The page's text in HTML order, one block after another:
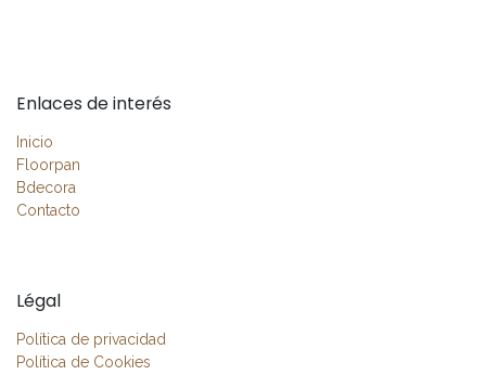
Enlaces de interés
Inicio
Floorpan
Bdecora
Contacto
Légal
Política de privacidad
Política de Cookies